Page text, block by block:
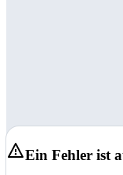
Ein Fehler ist